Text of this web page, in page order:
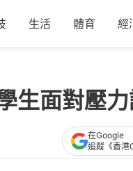
生活 體育 經濟
生面對壓
在Google
追蹤《香港